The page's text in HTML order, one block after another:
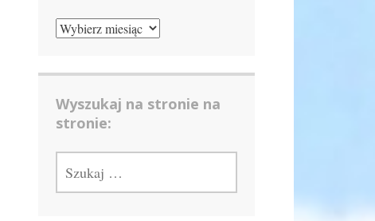
ARCHIWUM:
Wyszukaj na stronie na
stronie:
SZUKAJ: